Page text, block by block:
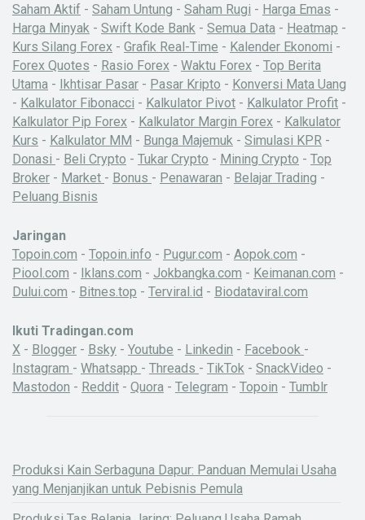
Saham Aktif - Saham Untung - Saham Rugi - Harga Emas -
Harga Minyak - Swift Kode Bank - Semua Data - Heatmap -
Kurs Silang Forex - Grafik Real-Time - Kalender Ekonomi -
Forex Quotes - Rasio Forex - Waktu Forex - Top Berita
Utama - Ikhtisar Pasar - Pasar Kripto - Konversi Mata Uang
- Kalkulator Fibonacci - Kalkulator Pivot - Kalkulator Profit -
Kalkulator Pip Forex - Kalkulator Margin Forex - Kalkulator
Kurs - Kalkulator MM - Bunga Majemuk - Simulasi KPR -
Donasi - Beli Crypto - Tukar Crypto - Mining Crypto - Top
Broker - Market - Bonus - Penawaran - Belajar Trading -
Peluang Bisnis
Jaringan
Topoin.com - Topoin.info - Pugur.com - Aopok.com -
Piool.com - Iklans.com - Jokbangka.com - Keimanan.com -
Dului.com - Bitnes.top - Terviral.id - Biodataviral.com
Ikuti Tradingan.com
X - Blogger - Bsky - Youtube - Linkedin - Facebook -
Instagram - Whatsapp - Threads - TikTok - SnackVideo -
Mastodon - Reddit - Quora - Telegram - Topoin - Tumblr
Produksi Kain Serbaguna Dapur: Panduan Memulai Usaha
yang Menjanjikan untuk Pebisnis Pemula